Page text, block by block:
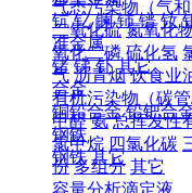
气态污染物（气和
二氧化硫 氮氧化
氧化二磷 硫化氢
气 沥青烟 饮食业
有机污染物（碳
甲醛 氨 总挥发性
氯甲烷 四氯化碳
份 多组分 其它
容量分析滴定液
钪 钇 镧 铈 镨 钕
准金属
锗 锑 钋 其它
合金
铜铅合金 铅钯合
钢铁
钢铁 其它